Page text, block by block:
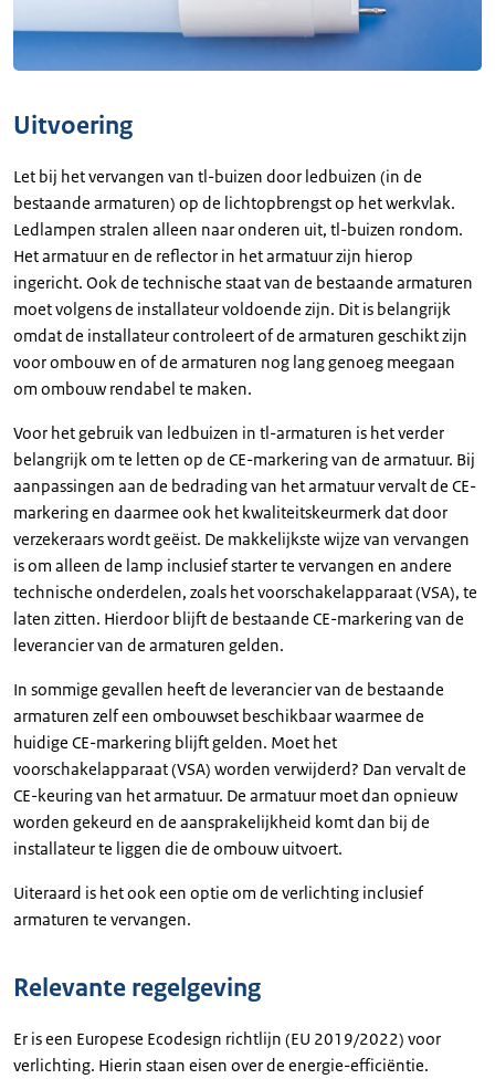
Uitvoering
Let bij het vervangen van tl-buizen door ledbuizen (in de
bestaande armaturen) op de lichtopbrengst op het werkvlak.
Ledlampen stralen alleen naar onderen uit, tl-buizen rondom.
Het armatuur en de reflector in het armatuur zijn hierop
ingericht. Ook de technische staat van de bestaande armaturen
moet volgens de installateur voldoende zijn. Dit is belangrijk
omdat de installateur controleert of de armaturen geschikt zijn
voor ombouw en of de armaturen nog lang genoeg meegaan
om ombouw rendabel te maken.
Voor het gebruik van ledbuizen in tl-armaturen is het verder
belangrijk om te letten op de CE-markering van de armatuur. Bij
aanpassingen aan de bedrading van het armatuur vervalt de CE-
markering en daarmee ook het kwaliteitskeurmerk dat door
verzekeraars wordt geëist. De makkelijkste wijze van vervangen
is om alleen de lamp inclusief starter te vervangen en andere
technische onderdelen, zoals het voorschakelapparaat (VSA), te
laten zitten. Hierdoor blijft de bestaande CE-markering van de
leverancier van de armaturen gelden.
In sommige gevallen heeft de leverancier van de bestaande
armaturen zelf een ombouwset beschikbaar waarmee de
huidige CE-markering blijft gelden. Moet het
voorschakelapparaat (VSA) worden verwijderd? Dan vervalt de
CE-keuring van het armatuur. De armatuur moet dan opnieuw
worden gekeurd en de aansprakelijkheid komt dan bij de
installateur te liggen die de ombouw uitvoert.
Uiteraard is het ook een optie om de verlichting inclusief
armaturen te vervangen.
Relevante regelgeving
Er is een Europese Ecodesign richtlijn (EU 2019/2022) voor
verlichting. Hierin staan eisen over de energie-efficiëntie.